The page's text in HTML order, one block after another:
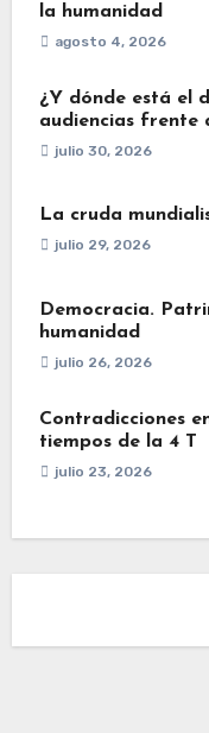
la humanidad
agosto 4, 2026
¿Y dónde está el
audiencias frente
julio 30, 2026
La cruda
julio 29, 2026
Democracia.
humanidad
julio 26, 2026
Contradicciones
tiempos de la 4 T
julio 23, 2026